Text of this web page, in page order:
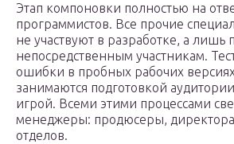
Этап компоновки полностью на
программистов. Все прочие
не участвуют в разработке, а лишь
непосредственным участникам.
ошибки в пробных рабочих
занимаются подготовкой
игрой. Всеми этими процессами
менеджеры: продюсеры,
отделов.